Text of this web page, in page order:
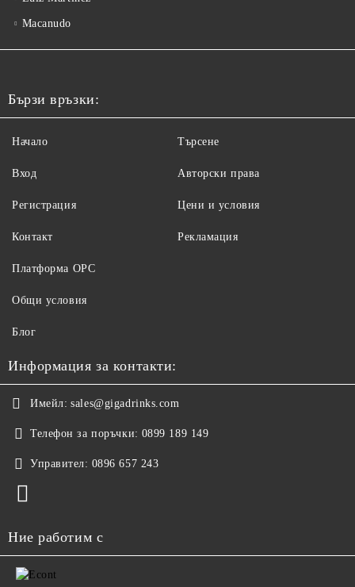
Macanudo
Бързи връзки:
Начало
Вход
Регистрация
Контакт
Търсене
Авторски права
Цени и условия
Рекламация
Платформа ОРС
Общи условия
Блог
Информация за контакти:
Имейл: sales@gigadrinks.com
Телефон за поръчки: 0899 189 149
Управител: 0896 657 243
Ние работим с